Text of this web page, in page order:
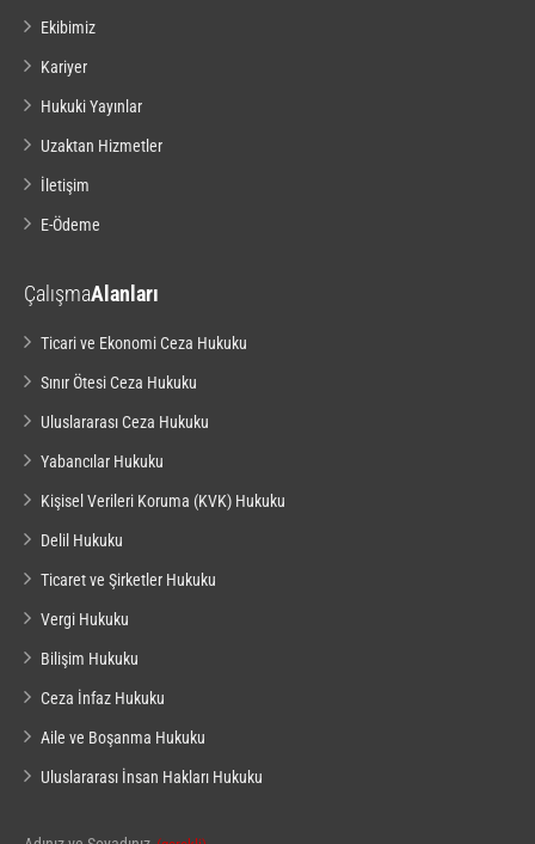
Ekibimiz
Kariyer
Hukuki Yayınlar
Uzaktan Hizmetler
İletişim
E-Ödeme
ÇalışmaAlanları
Ticari ve Ekonomi Ceza Hukuku
Sınır Ötesi Ceza Hukuku
Uluslararası Ceza Hukuku
Yabancılar Hukuku
Kişisel Verileri Koruma (KVK) Hukuku
Delil Hukuku
Ticaret ve Şirketler Hukuku
Vergi Hukuku
Bilişim Hukuku
Ceza İnfaz Hukuku
Aile ve Boşanma Hukuku
Uluslararası İnsan Hakları Hukuku